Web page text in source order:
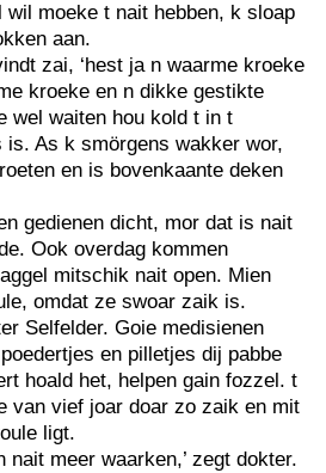
moeke t nait hebben, k sloap
aan.
zai, ‘hest ja n waarme kroeke
kroeke en n dikke gestikte
wel waiten hou kold t in t
As k smörgens wakker wor,
en is bovenkaante deken
gedienen dicht, mor dat is nait
Ook overdag kommen
mitschik nait open. Mien
omdat ze swoar zaik is.
Selfelder. Goie medisienen
en pilletjes dij pabbe
hoald het, helpen gain fozzel. t
van vief joar doar zo zaik en mit
ligt.
nait meer waarken,’ zegt dokter.